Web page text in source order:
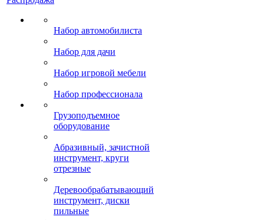
Набор автомобилиста
Набор для дачи
Набор игровой мебели
Набор профессионала
Грузоподъемное
оборудование
Абразивный, зачистной
инструмент, круги
отрезные
Деревообрабатывающий
инструмент, диски
пильные